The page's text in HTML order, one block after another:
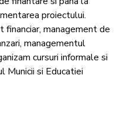
proiectului.
financiar, management de
managementul
cursuri informale si
Municii si Educatiei